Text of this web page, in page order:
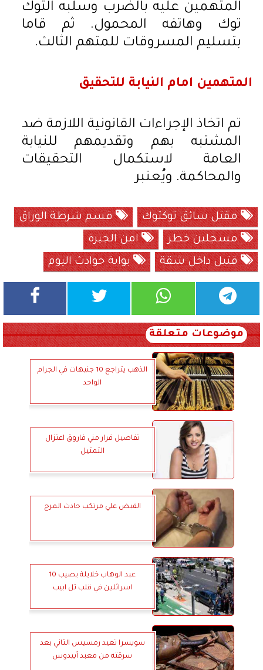
المتهمين عليه بالضرب وسلبه التوك
توك وهاتفه المحمول. ثم قاما
بتسليم المسروقات للمتهم الثالث.
المتهمين امام النيابة للتحقيق
تم اتخاذ الإجراءات القانونية اللازمة ضد
المشتبه بهم وتقديمهم للنيابة
العامة لاستكمال التحقيقات
والمحاكمة. ويُعتبر
مقتل سائق توكتوك
قسم شرطة الوراق
مسجلين خطر
امن الجيزة
قتيل داخل شقة
بوابة حوادث اليوم
موضوعات متعلقة
الذهب يتراجع 10 جنيهات في الجرام
الواحد
تفاصيل قرار مني فاروق اعتزال
التمثيل
القبض علي مرتكب حادث المرج
عبد الوهاب خلايلة يصيب 10
اسرائلين في قلب تل ابيب
سويسرا تعيد رمسيس الثاني بعد
سرقته من معبد أبيدوس